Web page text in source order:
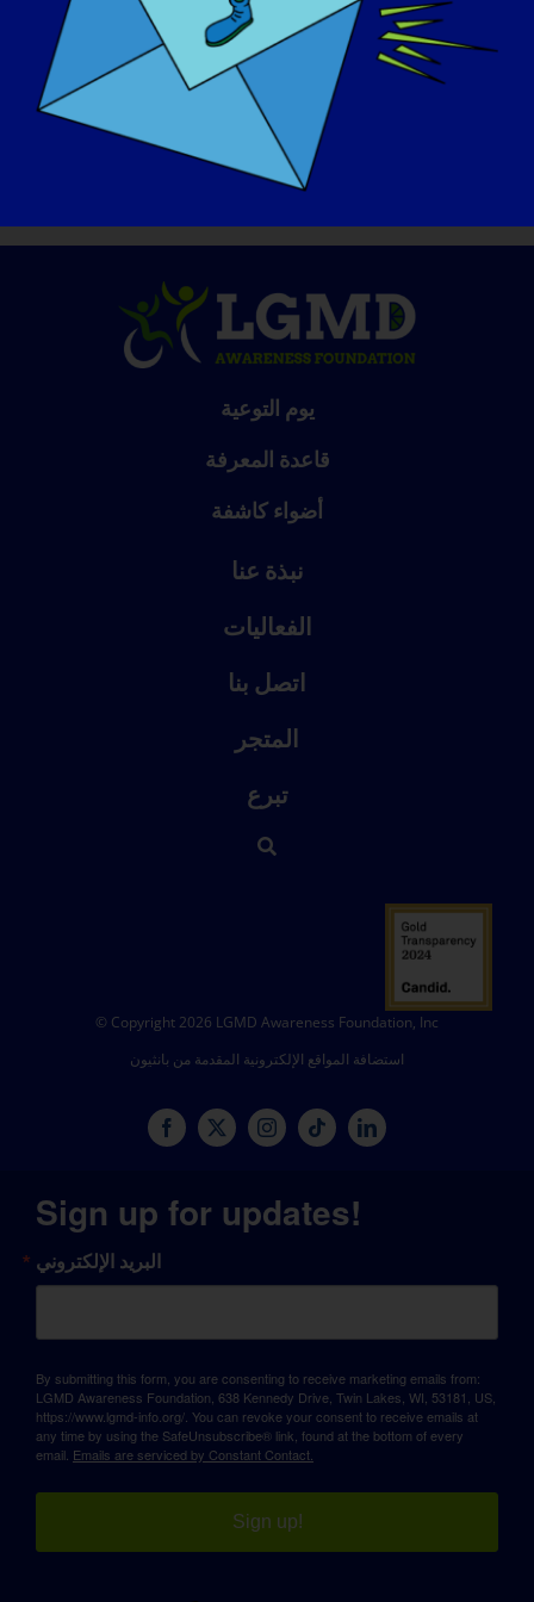
أود أن أتمكن من التنزه في منطقة مشجرة مع
عائلتي.
يوم التوعية
قاعدة المعرفة
أضواء كاشفة
نبذة عنا
الفعاليات
اتصل بنا
المتجر
تبرع
© Copyright 2026 LGMD Awareness Foundation, Inc
استضافة المواقع الإلكترونية المقدمة من بانثيون
Sign up for updates!
البريد الإلكتروني
By submitting this form, you are consenting to receive marketing emails from:
LGMD Awareness Foundation, 638 Kennedy Drive, Twin Lakes, WI, 53181, US,
https://www.lgmd-info.org/. You can revoke your consent to receive emails at
any time by using the SafeUnsubscribe® link, found at the bottom of every
email. Emails are serviced by Constant Contact.
Sign up!